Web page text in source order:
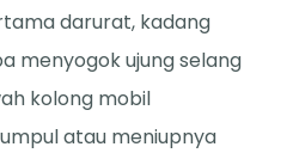
darurat, kadang
menyogok ujung selang
kolong mobil
atau meniupnya